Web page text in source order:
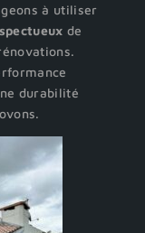
à utiliser
de
durabilité